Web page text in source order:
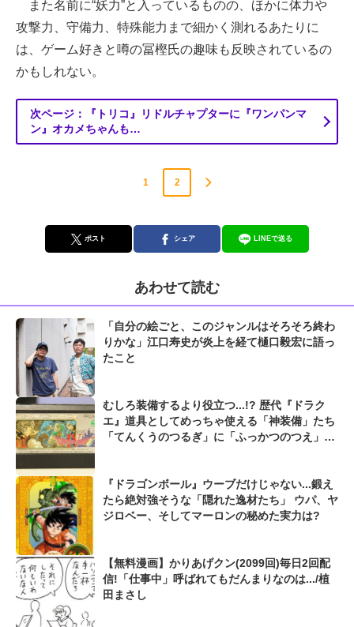
また名前に“妖力”と入っているものの、ほかに体力や
攻撃力、守備力、特殊能力まで細かく測れるあたりに
は、ゲーム好きと噂の冨樫氏の趣味も反映されているの
かもしれない。
次ページ：『トリコ』リドルチャプターに『ワンパンマ
ン』オカメちゃんも…
1 2
ポスト シェア LINEで送る
あわせて読む
「自分の絵ごと、このジャンルはそろそろ終わ
りかな」江口寿史が炎上を経て樋口毅宏に語っ
たこと
むしろ装備するより役立つ...!? 歴代『ドラク
エ』道具としてめっちゃ使える「神装備」たち
「てんくうのつるぎ」に「ふっかつのつえ」
『ドラゴンボール』ウーブだけじゃない...鍛え
たら絶対強そうな「隠れた逸材たち」 ウパ、ヤ
ジロベー、そしてマーロンの秘めた実力は?
【無料漫画】かりあげクン(2099回)毎日2回配
信!「仕事中」呼ばれてもだんまりなのは.../植
田まさし